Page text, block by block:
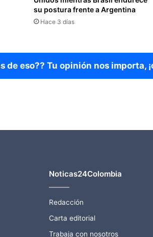
su postura frente a Argentina
Hace 3 días
de eso?? Tu opinión nos importa,
Noticas24Colombia
Redacción
Carta editorial
Trabaja con nosotros